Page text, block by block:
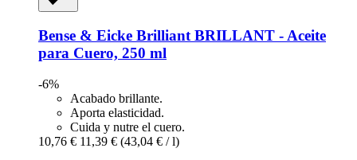
Bense & Eicke Brilliant BRILLANT -​ Aceite
para Cuero, 250 ml
-6%
Acabado brillante.
Aporta elasticidad.
Cuida y nutre el cuero.
10,76 € 11,39 € (43,04 € / l)